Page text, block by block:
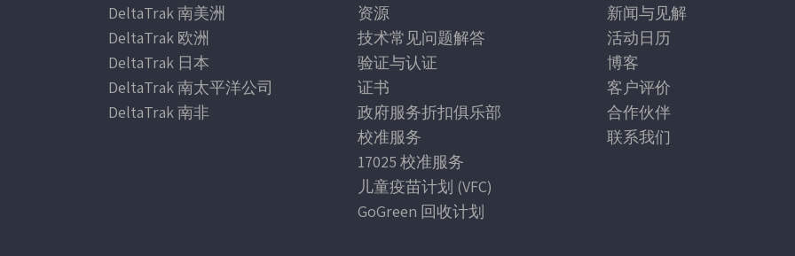
DeltaTrak 南美洲
DeltaTrak 欧洲
DeltaTrak 日本
DeltaTrak 南太平洋公司
DeltaTrak 南非
资源
技术常见问题解答
验证与认证
证书
政府服务折扣俱乐部
校准服务
17025 校准服务
儿童疫苗计划 (VFC)
GoGreen 回收计划
新闻与见解
活动日历
博客
客户评价
合作伙伴
联系我们